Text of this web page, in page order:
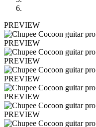
PREVIEW
PREVIEW
PREVIEW
PREVIEW
PREVIEW
PREVIEW